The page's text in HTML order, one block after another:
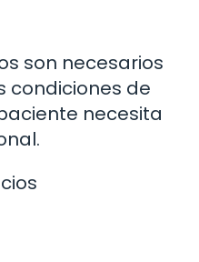
son necesarios
condiciones de
necesita